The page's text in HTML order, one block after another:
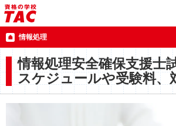
情報処理
情報処理安全確保支援士
スケジュールや受験料、